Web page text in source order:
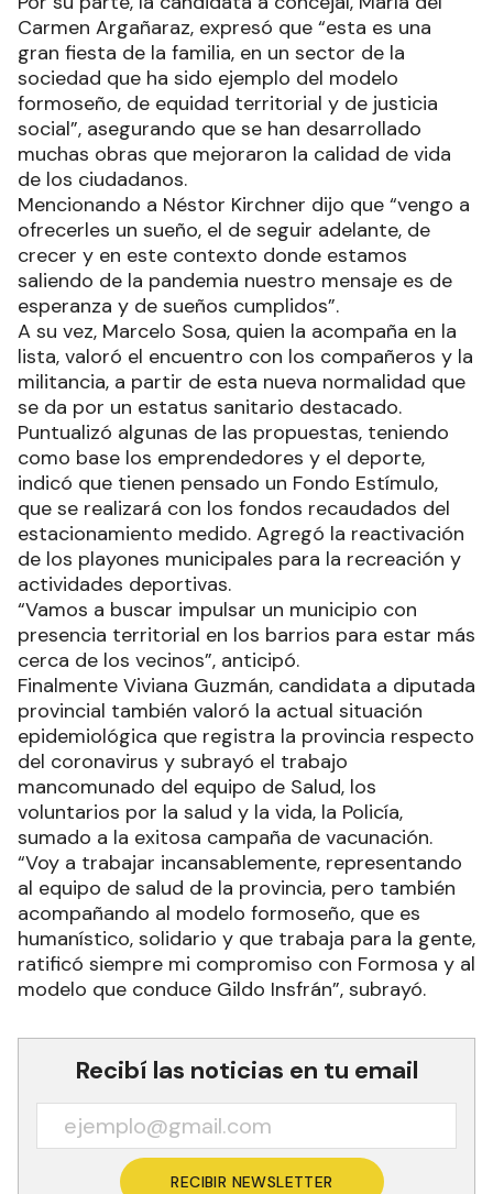
Carmen Argañaraz, expresó que “esta es una
gran fiesta de la familia, en un sector de la
sociedad que ha sido ejemplo del modelo
formoseño, de equidad territorial y de justicia
social”, asegurando que se han desarrollado
muchas obras que mejoraron la calidad de vida
de los ciudadanos.
Mencionando a Néstor Kirchner dijo que “vengo a
ofrecerles un sueño, el de seguir adelante, de
crecer y en este contexto donde estamos
saliendo de la pandemia nuestro mensaje es de
esperanza y de sueños cumplidos”.
A su vez, Marcelo Sosa, quien la acompaña en la
lista, valoró el encuentro con los compañeros y la
militancia, a partir de esta nueva normalidad que
se da por un estatus sanitario destacado.
Puntualizó algunas de las propuestas, teniendo
como base los emprendedores y el deporte,
indicó que tienen pensado un Fondo Estímulo,
que se realizará con los fondos recaudados del
estacionamiento medido. Agregó la reactivación
de los playones municipales para la recreación y
actividades deportivas.
“Vamos a buscar impulsar un municipio con
presencia territorial en los barrios para estar más
cerca de los vecinos”, anticipó.
Finalmente Viviana Guzmán, candidata a diputada
provincial también valoró la actual situación
epidemiológica que registra la provincia respecto
del coronavirus y subrayó el trabajo
mancomunado del equipo de Salud, los
voluntarios por la salud y la vida, la Policía,
sumado a la exitosa campaña de vacunación.
“Voy a trabajar incansablemente, representando
al equipo de salud de la provincia, pero también
acompañando al modelo formoseño, que es
humanístico, solidario y que trabaja para la gente,
ratificó siempre mi compromiso con Formosa y al
modelo que conduce Gildo Insfrán”, subrayó.
Recibí las noticias en tu email
RECIBIR NEWSLETTER